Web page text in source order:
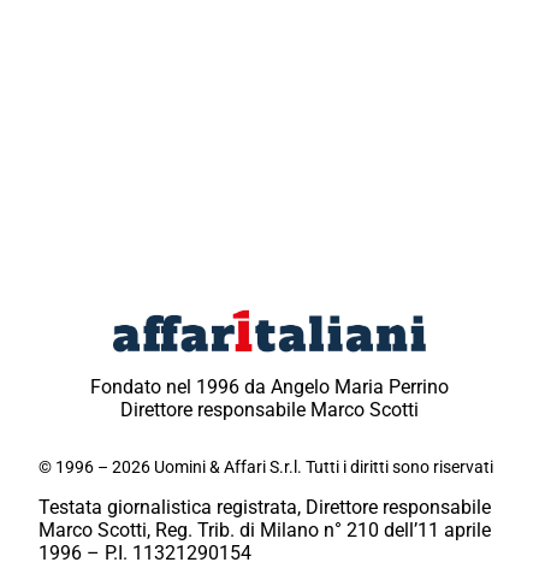
Fondato nel 1996 da Angelo Maria Perrino
Direttore responsabile Marco Scotti
© 1996 – 2026 Uomini & Affari S.r.l. Tutti i diritti sono riservati
Testata giornalistica registrata, Direttore responsabile
Marco Scotti, Reg. Trib. di Milano n° 210 dell’11 aprile
1996 – P.I. 11321290154